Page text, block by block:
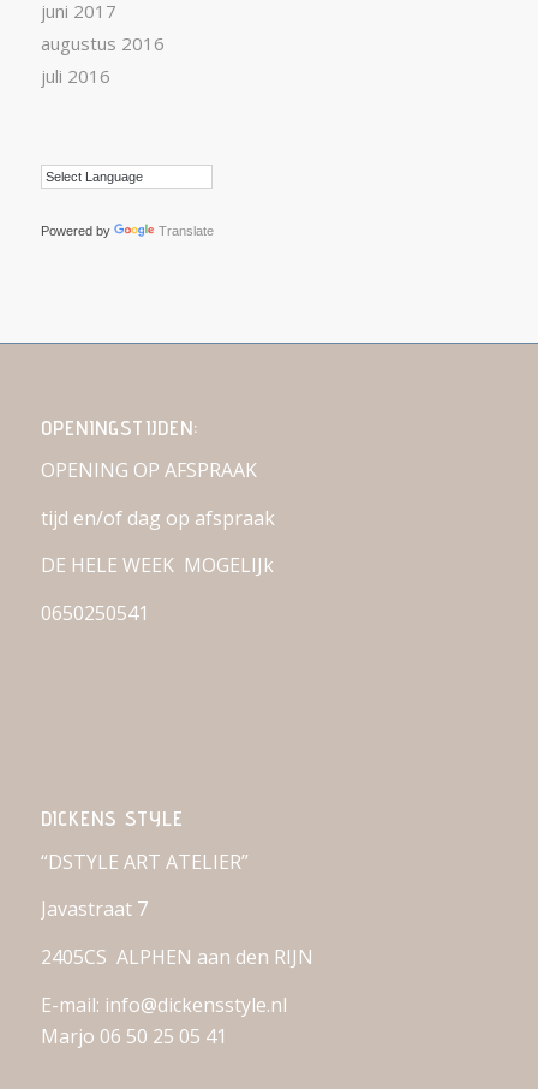
juni 2017
augustus 2016
juli 2016
Powered by Translate
OPENINGSTIJDEN:
OPENING OP AFSPRAAK
tijd en/of dag op afspraak
DE HELE WEEK MOGELIJk
0650250541
DICKENS STYLE
“DSTYLE ART ATELIER”
Javastraat 7
2405CS ALPHEN aan den RIJN
E-mail: info@dickensstyle.nl
Marjo 06 50 25 05 41